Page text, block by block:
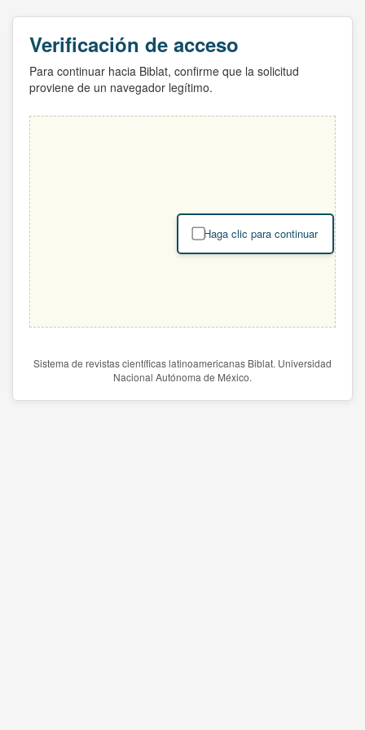
Verificación de acceso
Para continuar hacia Biblat, confirme que la solicitud
proviene de un navegador legítimo.
Haga clic para continuar
Sistema de revistas científicas latinoamericanas Biblat. Universidad
Nacional Autónoma de México.